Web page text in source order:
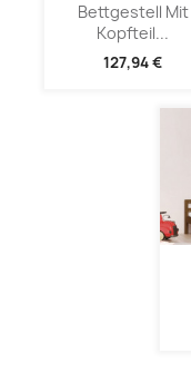
Bettgestell Mit
Kopfteil...
127,94 €